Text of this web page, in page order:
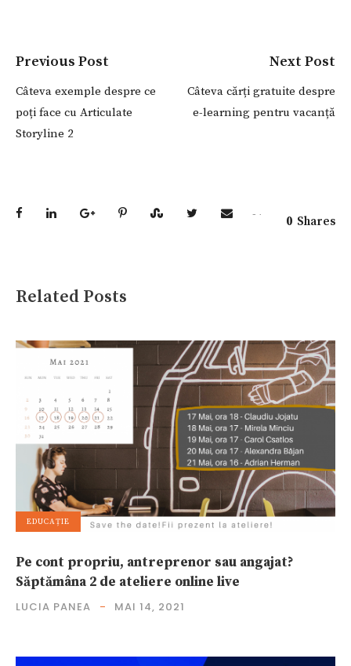
Previous Post
Câteva exemple despre ce
poți face cu Articulate
Storyline 2
Next Post
Câteva cărți gratuite despre
e-learning pentru vacanță
0 Shares
Related Posts
EDUCAȚIE
Pe cont propriu, antreprenor sau angajat?
Săptămâna 2 de ateliere online live
LUCIA PANEA MAI 14, 2021